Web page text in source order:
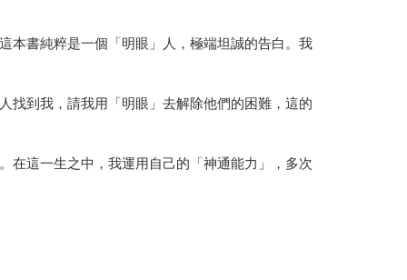
本書純粹是一個「明眼」人，極端坦誠的告白。我
找到我，請我用「明眼」去解除他們的困難，這的
在這一生之中，我運用自己的「神通能力」，多次